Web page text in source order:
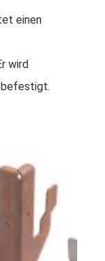
einen
wird
befestigt.